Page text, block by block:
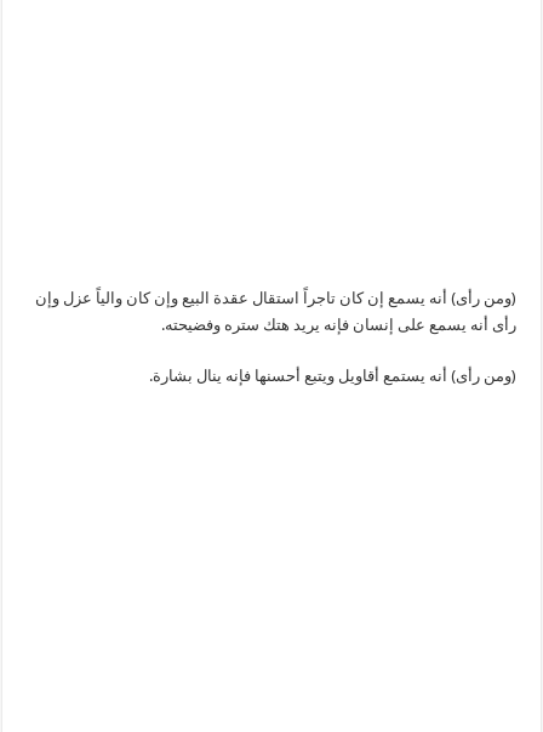
(ومن رأى) أنه يسمع إن كان تاجراً استقال عقدة البيع وإن كان والياً عزل وإن
رأى أنه يسمع على إنسان فإنه يريد هتك ستره وفضيحته.
(ومن رأى) أنه يستمع أقاويل ويتبع أحسنها فإنه ينال بشارة.